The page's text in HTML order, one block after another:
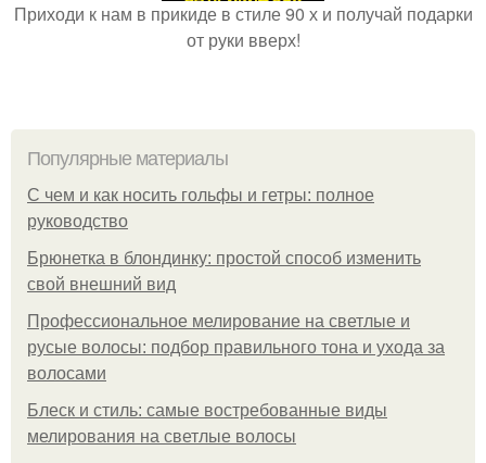
Приходи к нам в прикиде в стиле 90 х и получай подарки
от руки вверх!
Популярные материалы
С чем и как носить гольфы и гетры: полное
руководство
Брюнетка в блондинку: простой способ изменить
свой внешний вид
Профессиональное мелирование на светлые и
русые волосы: подбор правильного тона и ухода за
волосами
Блеск и стиль: самые востребованные виды
мелирования на светлые волосы